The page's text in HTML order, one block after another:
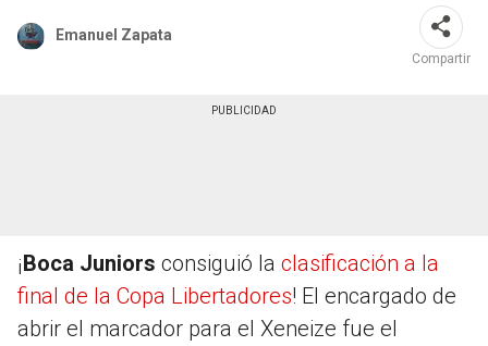
Emanuel Zapata
Compartir
¡Boca Juniors consiguió la clasificación a la
final de la Copa Libertadores! El encargado de
abrir el marcador para el Xeneize fue el